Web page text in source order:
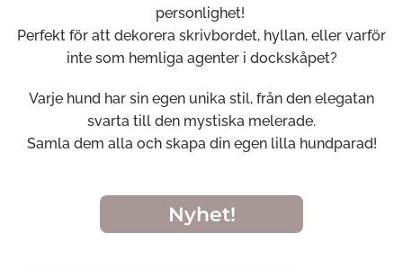
personlighet!
Perfekt för att dekorera skrivbordet, hyllan, eller varför
inte som hemliga agenter i dockskåpet?
Varje hund har sin egen unika stil, från den elegatan
svarta till den mystiska melerade.
Samla dem alla och skapa din egen lilla hundparad!
Nyhet!